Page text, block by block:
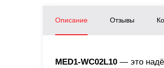
Описание Отзывы
MED1-WC02L10 — это